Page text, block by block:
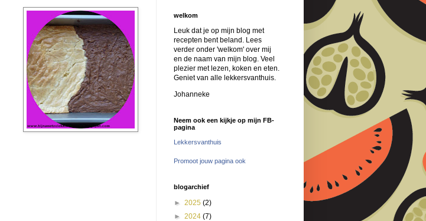
welkom
Leuk dat je op mijn blog met
recepten bent beland. Lees
verder onder 'welkom' over mij
en de naam van mijn blog. Veel
plezier met lezen, koken en eten.
Geniet van alle lekkersvanthuis.
Johanneke
Neem ook een kijkje op mijn FB-
pagina
Lekkersvanthuis
Promoot jouw pagina ook
blogarchief
► 2025 (2)
► 2024 (7)